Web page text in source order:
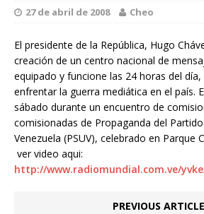
27 de abril de 2008 Cheo
El presidente de la República, Hugo
creación de un centro nacional de
equipado y funcione las 24 horas del
enfrentar la guerra mediática en el país.
sábado durante un encuentro de
comisionadas de Propaganda del
Venezuela (PSUV), celebrado en Parque
ver video aqui:
http://www.radiomundial.com.ve/
PREVIOUS ARTICLE